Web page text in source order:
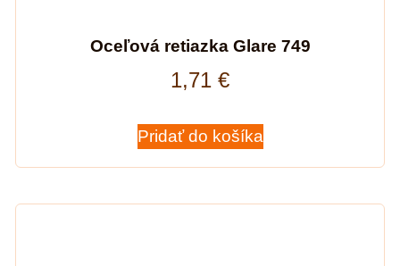
Oceľová retiazka Glare 749
1,71 €
Pridať do košíka